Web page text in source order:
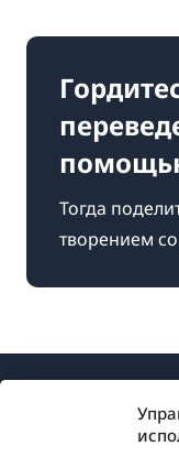
Тогда
творением